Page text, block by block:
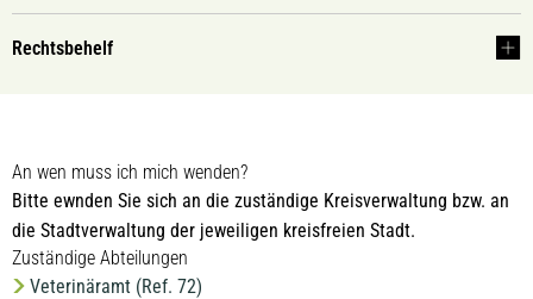
Rechtsbehelf
An wen muss ich mich wenden?
Bitte ewnden Sie sich an die zuständige Kreisverwaltung bzw. an
die Stadtverwaltung der jeweiligen kreisfreien Stadt.
Zuständige Abteilungen
Veterinäramt (Ref. 72)